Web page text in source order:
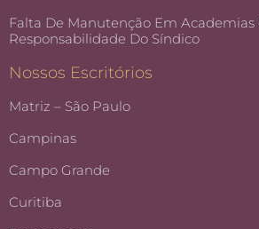
Falta De Manutenção Em Academias
Responsabilidade Do Síndico
Nossos Escritórios
Matriz – São Paulo
Campinas
Campo Grande
Curitiba